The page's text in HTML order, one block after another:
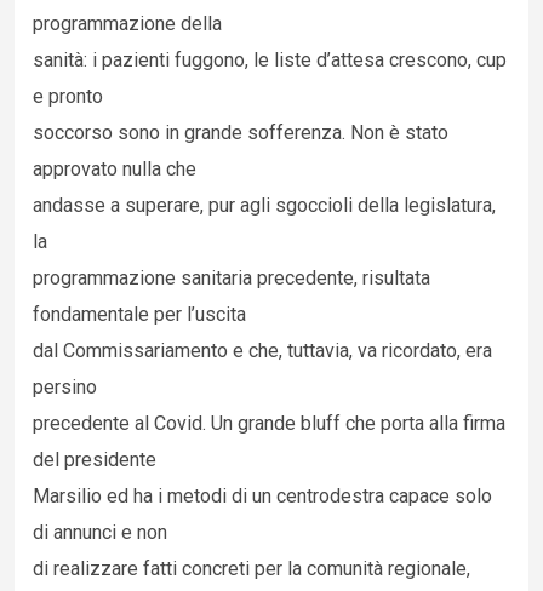
programmazione della
sanità: i pazienti fuggono, le liste d’attesa crescono, cup
e pronto
soccorso sono in grande sofferenza. Non è stato
approvato nulla che
andasse a superare, pur agli sgoccioli della legislatura,
la
programmazione sanitaria precedente, risultata
fondamentale per l’uscita
dal Commissariamento e che, tuttavia, va ricordato, era
persino
precedente al Covid. Un grande bluff che porta alla firma
del presidente
Marsilio ed ha i metodi di un centrodestra capace solo
di annunci e non
di realizzare fatti concreti per la comunità regionale,